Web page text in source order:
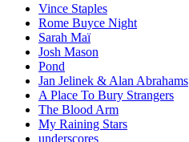
Vince Staples
Rome Buyce Night
Sarah Maï
Josh Mason
Pond
Jan Jelinek & Alan Abrahams
A Place To Bury Strangers
The Blood Arm
My Raining Stars
underscores